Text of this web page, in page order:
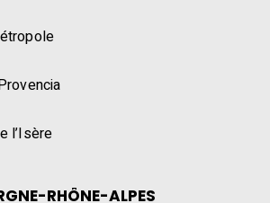
l’Isère
RHÔNE-ALPES